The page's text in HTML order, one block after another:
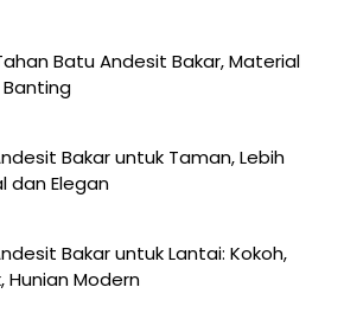
Batu Andesit Bakar, Material
Bakar untuk Taman, Lebih
dan Elegan
Bakar untuk Lantai: Kokoh,
Hunian Modern